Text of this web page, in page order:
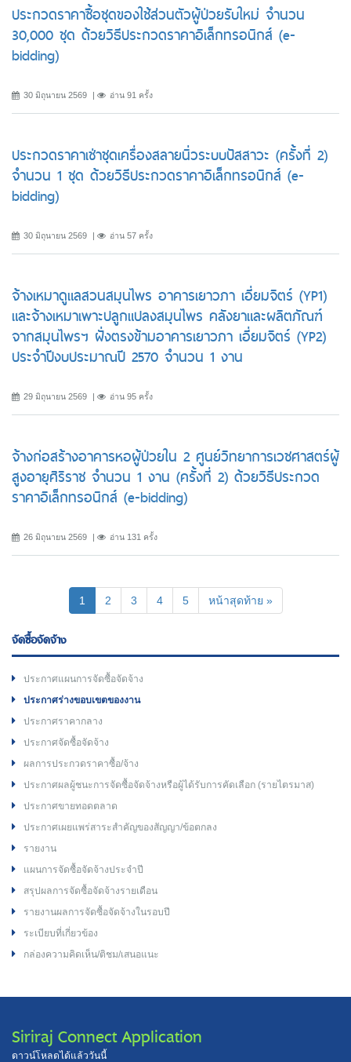
ประกวดราคาซื้อชุดของใช้ส่วนตัวผู้ป่วยรับใหม่ จำนวน
30,000 ชุด ด้วยวิธีประกวดราคาอิเล็กทรอนิกส์ (e-
bidding)
30 มิถุนายน 2569 อ่าน 91 ครั้ง
ประกวดราคาเช่าชุดเครื่องสลายนิ่วระบบปัสสาวะ (ครั้งที่ 2)
จำนวน 1 ชุด ด้วยวิธีประกวดราคาอิเล็กทรอนิกส์ (e-
bidding)
30 มิถุนายน 2569 อ่าน 57 ครั้ง
จ้างเหมาดูแลสวนสมุนไพร อาคารเยาวภา เอี่ยมจิตร์ (YP1)
และจ้างเหมาเพาะปลูกแปลงสมุนไพร คลังยาและผลิตภัณฑ์
จากสมุนไพรฯ ฝั่งตรงข้ามอาคารเยาวภา เอี่ยมจิตร์ (YP2)
ประจำปีงบประมาณปี 2570 จำนวน 1 งาน
29 มิถุนายน 2569 อ่าน 95 ครั้ง
จ้างก่อสร้างอาคารหอผู้ป่วยใน 2 ศูนย์วิทยาการเวชศาสตร์ผู้
สูงอายุศิริราช จำนวน 1 งาน (ครั้งที่ 2) ด้วยวิธีประกวด
ราคาอิเล็กทรอนิกส์ (e-bidding)
26 มิถุนายน 2569 อ่าน 131 ครั้ง
1 (current)
2 3 4 5 หน้าสุดท้าย »
จัดซื้อจัดจ้าง
ประกาศแผนการจัดซื้อจัดจ้าง
ประกาศร่างขอบเขตของงาน
ประกาศราคากลาง
ประกาศจัดซื้อจัดจ้าง
ผลการประกวดราคาซื้อ/จ้าง
ประกาศผลผู้ชนะการจัดซื้อจัดจ้างหรือผู้ได้รับการคัดเลือก (รายไตรมาส)
ประกาศขายทอดตลาด
ประกาศเผยแพร่สาระสำคัญของสัญญา/ข้อตกลง
รายงาน
แผนการจัดซื้อจัดจ้างประจำปี
สรุปผลการจัดซื้อจัดจ้างรายเดือน
รายงานผลการจัดซื้อจัดจ้างในรอบปี
ระเบียบที่เกี่ยวข้อง
กล่องความคิดเห็น/ติชม/เสนอแนะ
Siriraj Connect Application
ดาวน์โหลดได้แล้ววันนี้